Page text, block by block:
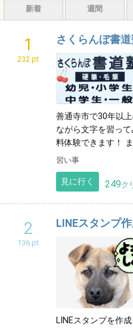
中国
四国
新着 週間
1
232 pt
さくらんぼ書
善通寺市で30年以
ながら文字を習っ
料体験できます！
習い事
見に行く 249ク
2
136 pt
LINEスタンプ
LINEスタンプを作